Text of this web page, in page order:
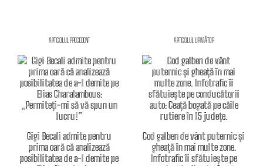
ARTICOLUL PRECEDENT
Gigi Becali admite pentru
prima oară că analizează
posibilitatea de a-l demite pe
ARTICOLUL URMĂTOR
Cod galben de vânt puternic și
gheață în mai multe zone.
Infotrafic îi sfătuiește pe